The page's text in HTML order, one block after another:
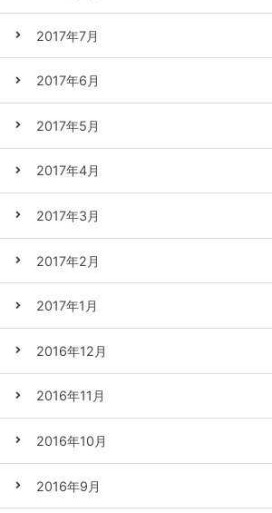
2017年7月
2017年6月
2017年5月
2017年4月
2017年3月
2017年2月
2017年1月
2016年12月
2016年11月
2016年10月
2016年9月